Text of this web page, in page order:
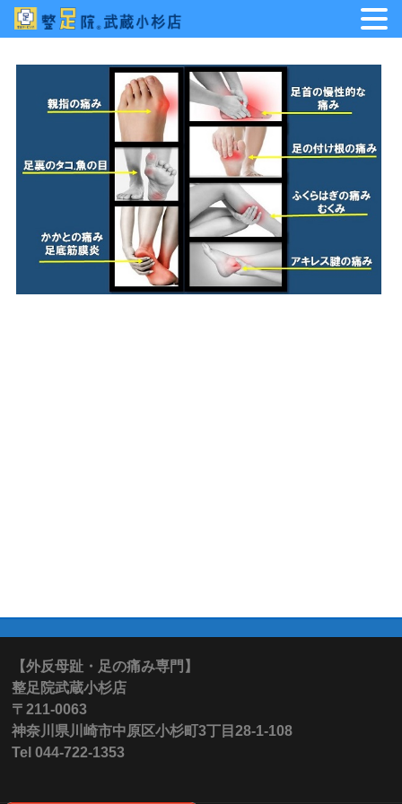
【外反母趾・足の痛み専門】
整足院武蔵小杉店
〒211-0063
神奈川県川崎市中原区小杉町3丁目28-1-108
Tel 044-722-1353